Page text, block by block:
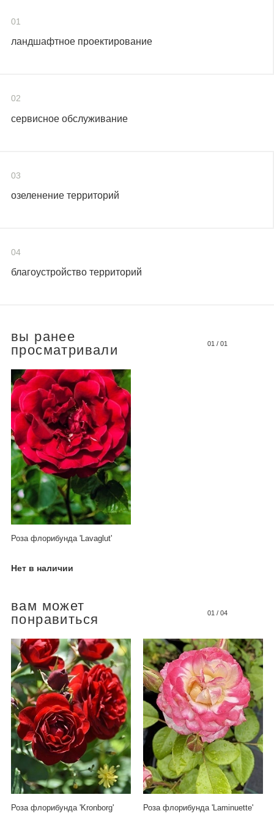
01
ландшафтное проектирование
02
сервисное обслуживание
03
озеленение территорий
04
благоустройство территорий
вы ранее
просматривали
01 / 01
Роза флорибунда 'Lavaglut'
Нет в наличии
вам может
понравиться
01 / 04
Роза флорибунда 'Kronborg' Роза флорибунда 'Laminuette'